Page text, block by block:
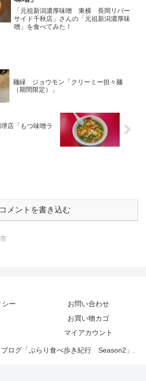
「元祖新潟濃厚味噌 東横 長岡リバー
サイド千秋店」さんの「元祖新潟濃厚味
噌」を食べてみた！
麺緑 ジョウモン「クリーミー担々麺
（期間限定）」
店「もつ味噌ラ
コメントを書き込む
シー
お問い合わせ
お買い物カゴ
マイアカウント
ログ「ぶらり食べ歩き紀行 Season2」.